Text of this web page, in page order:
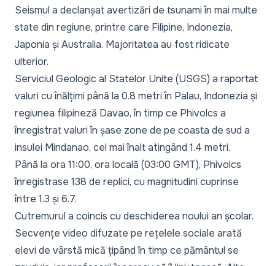
Seismul a declanșat avertizări de tsunami în mai multe
state din regiune, printre care Filipine, Indonezia,
Japonia și Australia. Majoritatea au fost ridicate
ulterior.
Serviciul Geologic al Statelor Unite (USGS) a raportat
valuri cu înălțimi până la 0.8 metri în Palau, Indonezia și
regiunea filipineză Davao, în timp ce Phivolcs a
înregistrat valuri în șase zone de pe coasta de sud a
insulei Mindanao, cel mai înalt atingând 1.4 metri.
Până la ora 11:00, ora locală (03:00 GMT), Phivolcs
înregistrase 138 de replici, cu magnitudini cuprinse
între 1.3 și 6.7.
Cutremurul a coincis cu deschiderea noului an școlar.
Secvențe video difuzate pe rețelele sociale arată
elevi de vârstă mică țipând în timp ce pământul se